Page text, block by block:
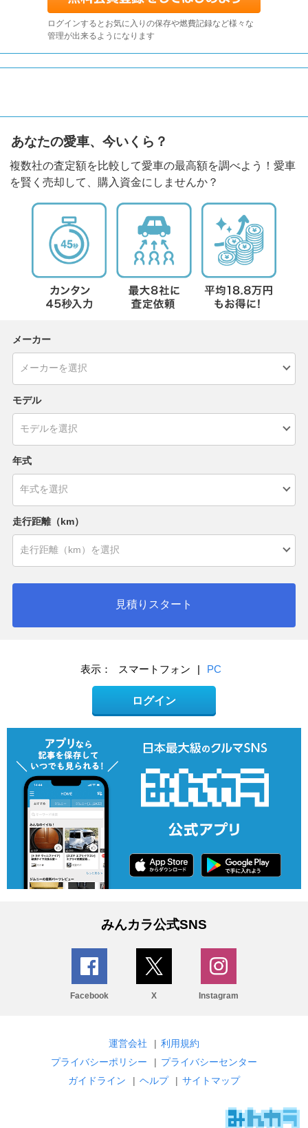
ログインするとお気に入りの保存や燃費記録など様々な
管理が出来るようになります
あなたの愛車、今いくら？
複数社の査定額を比較して愛車の最高額を調べよう！愛車
を賢く売却して、購入資金にしませんか？
メーカー
モデル
年式
走行距離（km）
見積りスタート
表示： スマートフォン | PC
ログイン
みんカラ公式SNS
Facebook X Instagram
運営会社 | 利用規約
プライバシーポリシー
| プライバシーセンター
ガイドライン
| ヘルプ | サイトマップ